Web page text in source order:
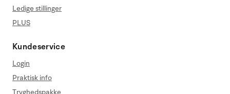
Ledige stillinger
PLUS
Kundeservice
Login
Praktisk info